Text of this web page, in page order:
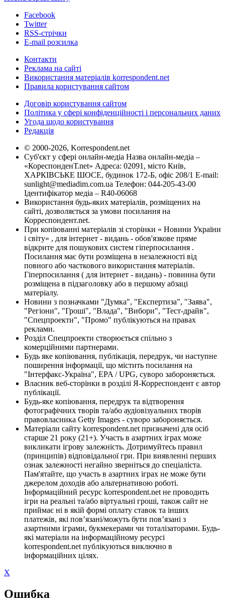
Facebook
Twitter
RSS-стрічки
E-mail розсилка
Контакти
Реклама на сайті
Використання матеріалів korrespondent.net
Правила користування сайтом
Договір користування сайтом
Політика у сфері конфіденційності і персональних даних
Угода щодо користування
Редакція
© 2000-2026, Korrespondent.net
Суб'єкт у сфері онлайн-медіа Назва онлайн-медіа –
«КореспонденТ.net» Адреса: 02091, місто Київ,
ХАРКІВСЬКЕ ШОСЕ, будинок 172-Б, офіс 208/1 E-mail:
sunlight@mediadim.com.ua Телефон: 044-205-43-00
Ідентифікатор медіа – R40-06068
Використання будь-яких матеріалів, розміщених на
сайті, дозволяється за умови посилання на
Корреспондент.net.
При копіюванні матеріалів зі сторінки « Новини України
і світу» , для інтернет - видань - обов'язкове пряме
відкрите для пошукових систем гіперпосилання .
Посилання має бути розміщена в незалежності від
повного або часткового використання матеріалів.
Гіперпосилання ( для інтернет - видань) - повинна бути
розміщена в підзаголовку або в першому абзаці
матеріалу.
Новини з позначками "Думка", "Експертиза", "Заява",
"Регіони", "Гроші", "Влада", "Вибори", "Тест-драйв",
"Спецпроекти", "Промо" публікуються на правах
реклами.
Розділ Спецпроекти створюється спільно з
комерційними партнерами.
Будь яке копіювання, публікація, передрук, чи наступне
поширення інформації, що містить посилання на
"Інтерфакс-Україна", EPA / UPG, суворо забороняється.
Власник веб-сторінки в розділі Я-Корреспондент є автор
публікації.
Будь-яке копіювання, передрук та відтворення
фотографічних творів та/або аудіовізуальних творів
правовласника Getty Images - суворо забороняється.
Матеріали сайту korrespondent.net призначені для осіб
старше 21 року (21+). Участь в азартних іграх може
викликати ігрову залежність. Дотримуйтесь правил
(принципів) відповідальної гри. При виявленні перших
ознак залежності негайно зверніться до спеціаліста.
Пам'ятайте, що участь в азартних іграх не може бути
джерелом доходів або альтернативою роботі.
Інформаційний ресурс korrespondent.net не проводить
ігри на реальні та/або віртуальні гроші, також сайт не
приймає ні в якій формі оплату ставок та інших
платежів, які пов’язані/можуть бути пов’язані з
азартними іграми, букмекерами чи тоталізаторами. Будь-
які матеріали на інформаційному ресурсі
korrespondent.net публікуються виключно в
інформаційних цілях.
X
Ошибка